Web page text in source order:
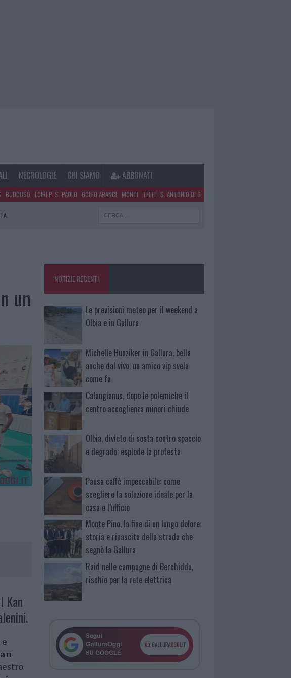
NECROLOGIE CHI SIAMO ABBONATI
BUDDUSÒ LOIRI P. S. PAOLO GOLFO ARANCI MONTI TELTI S. ANTONIO DI G.
un
Kan
NOTIZIE RECENTI
Le previsioni meteo per il weekend a
Olbia e in Gallura
Michelle Hunziker in Gallura, bella
anche dal vivo: un amico vip svela
come fa
Calangianus, dopo le polemiche il
centro accoglienza minori chiude
Olbia, divieto di sosta contro spaccio
e degrado: esplode la protesta
Pausa caffè impeccabile: come
scegliere la soluzione ideale per la
casa e l’ufficio
Monte Pino, la fine di un lungo dolore:
storia e rinascita della strada che
segnò la Gallura
Raid nelle campagne di Berchidda,
rischio per la rete elettrica